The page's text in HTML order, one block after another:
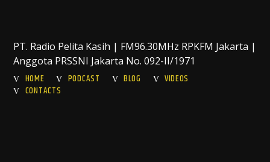
PT. Radio Pelita Kasih | FM96.30MHz RPKFM Jakarta |
Anggota PRSSNI Jakarta No. 092-II/1971
HOME
PODCAST BLOG
VIDEOS
CONTACTS